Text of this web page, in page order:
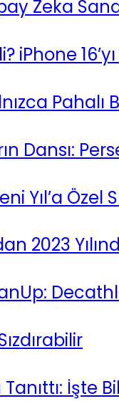
Zeka
iPhone
Pahalı
Dansı:
Yıl’a Özel
2023
İşte